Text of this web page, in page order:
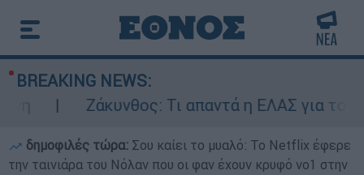
BREAKING NEWS:
Ζάκυνθος: Τι απαντά η ΕΛΑΣ για τους
δημοφιλές τώρα: Σου καίει το μυαλό: Το Netflix έφερε
την ταινιάρα του Νόλαν που οι φαν έχουν κρυφό νο1 στην